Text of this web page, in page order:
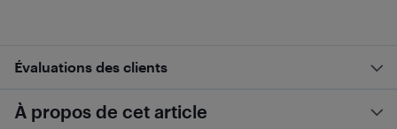
Évaluations des clients
À propos de cet article